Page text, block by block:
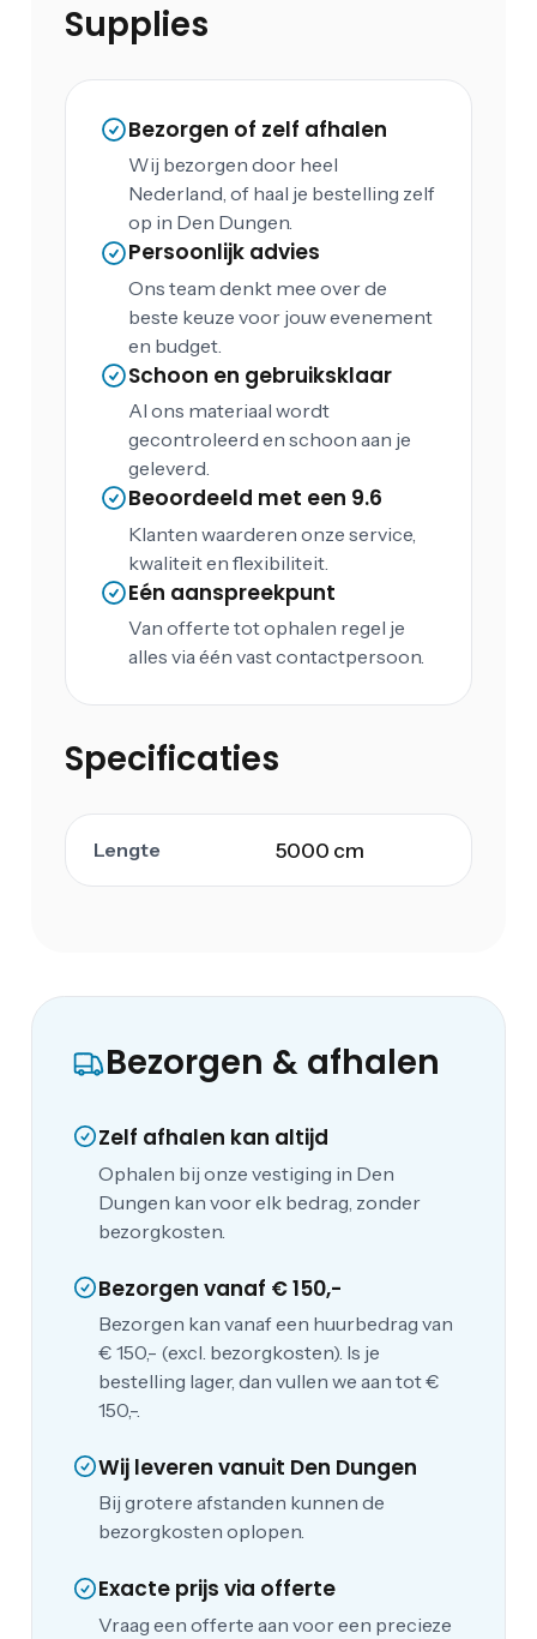
Supplies
Bezorgen of zelf afhalen
Wij bezorgen door heel
Nederland, of haal je bestelling zelf
op in Den Dungen.
Persoonlijk advies
Ons team denkt mee over de
beste keuze voor jouw evenement
en budget.
Schoon en gebruiksklaar
Al ons materiaal wordt
gecontroleerd en schoon aan je
geleverd.
Beoordeeld met een 9.6
Klanten waarderen onze service,
kwaliteit en flexibiliteit.
Eén aanspreekpunt
Van offerte tot ophalen regel je
alles via één vast contactpersoon.
Specificaties
Lengte 5000 cm
Bezorgen & afhalen
Zelf afhalen kan altijd
Ophalen bij onze vestiging in Den
Dungen kan voor elk bedrag, zonder
bezorgkosten.
Bezorgen vanaf € 150,-
Bezorgen kan vanaf een huurbedrag van
€ 150,- (excl. bezorgkosten). Is je
bestelling lager, dan vullen we aan tot €
150,-.
Wij leveren vanuit Den Dungen
Bij grotere afstanden kunnen de
bezorgkosten oplopen.
Exacte prijs via offerte
Vraag een offerte aan voor een precieze